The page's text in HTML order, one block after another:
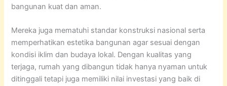
bangunan kuat dan aman.
Mereka juga mematuhi standar konstruksi nasional serta
memperhatikan estetika bangunan agar sesuai dengan
kondisi iklim dan budaya lokal. Dengan kualitas yang
terjaga, rumah yang dibangun tidak hanya nyaman untuk
ditinggali tetapi juga memiliki nilai investasi yang baik di